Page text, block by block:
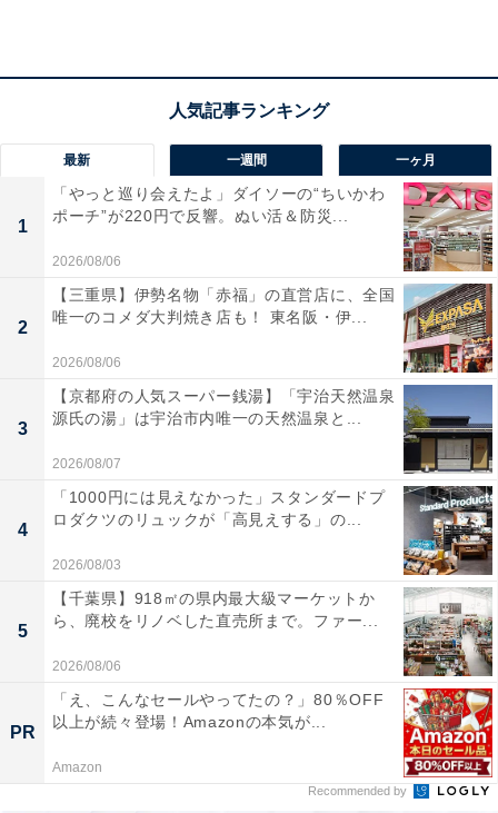
＞【詳しく見る】全体運、社交運、恋愛運などの詳細は
こちら
【2025年5月の運勢】おうし座（4月20日～5月20
日生まれ）
ちょっと変えてみると
最新 一週間 一ヶ月
1
「やっと巡り会えたよ」ダイソーの“ちいかわ
ポーチ”が220円で反響。ぬい活＆防災...
2026/08/06
2
【三重県】伊勢名物「赤福」の直営店に、全国
唯一のコメダ大判焼き店も！ 東名阪・伊...
2026/08/06
3
【京都府の人気スーパー銭湯】「宇治天然温泉
源氏の湯」は宇治市内唯一の天然温泉と...
2026/08/07
4
「1000円には見えなかった」スタンダードプ
ロダクツのリュックが「高見えする」の...
2026/08/03
5
【千葉県】918㎡の県内最大級マーケットか
ら、廃校をリノベした直売所まで。ファー...
2026/08/06
PR
「え、こんなセールやってたの？」80％OFF
以上が続々登場！Amazonの本気が...
Amazon
Recommended by